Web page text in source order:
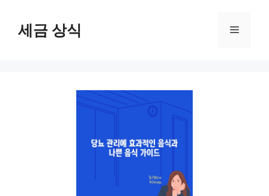
세금 상식 메